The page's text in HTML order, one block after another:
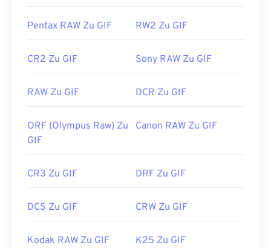
Entwickelt von: CompuServe, Inc.
Nützliche Links:
https://en.wikipedia.org/wiki/GIF
Pentax RAW Zu GIF RW2 Zu GIF
CR2 Zu GIF Sony RAW Zu GIF
RAW Zu GIF DCR Zu GIF
ORF (Olympus Raw) Zu
GIF
Canon RAW Zu GIF
CR3 Zu GIF DRF Zu GIF
DCS Zu GIF CRW Zu GIF
Kodak RAW Zu GIF K25 Zu GIF